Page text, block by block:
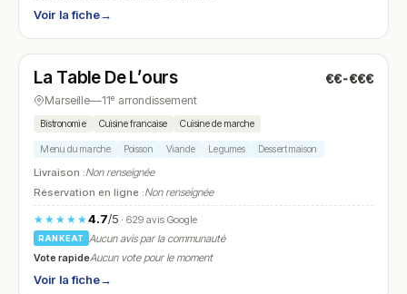
Voir la fiche→
N° 16
La Table De L’ours €€-€€€
Marseille—11ᵉ arrondissement
Bistronomie Cuisine francaise Cuisine de marche
Menu du marche Poisson Viande Legumes Dessert maison
Livraison :Non renseignée
Réservation en ligne :Non renseignée
★★★★★4.7/5· 629 avis Google
RANKEAT
Aucun avis par la communauté
Vote rapideAucun vote pour le moment
Voir la fiche→